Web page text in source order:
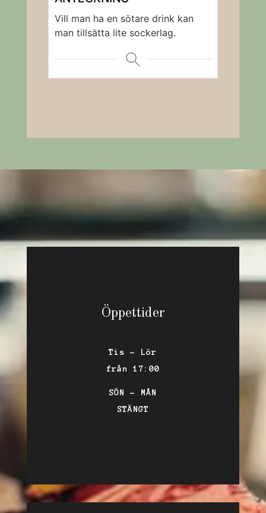
Vill man ha en sötare drink kan
man tillsätta lite sockerlag.
Öppettider
Tis – Lör
från 17:00
SÖN – MÅN
STÄNGT